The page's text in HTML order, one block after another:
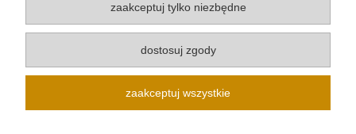
zaakceptuj tylko niezbędne
dostosuj zgody
zaakceptuj wszystkie